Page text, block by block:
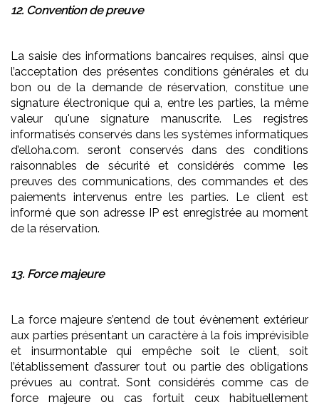
12. Convention de preuve
La saisie des informations bancaires requises, ainsi que
l’acceptation des présentes conditions générales et du
bon ou de la demande de réservation, constitue une
signature électronique qui a, entre les parties, la même
valeur qu'une signature manuscrite. Les registres
informatisés conservés dans les systèmes informatiques
d’elloha.com. seront conservés dans des conditions
raisonnables de sécurité et considérés comme les
preuves des communications, des commandes et des
paiements intervenus entre les parties. Le client est
informé que son adresse IP est enregistrée au moment
de la réservation.
13. Force majeure
La force majeure s’entend de tout évènement extérieur
aux parties présentant un caractère à la fois imprévisible
et insurmontable qui empêche soit le client, soit
l’établissement d’assurer tout ou partie des obligations
prévues au contrat. Sont considérés comme cas de
force majeure ou cas fortuit ceux habituellement